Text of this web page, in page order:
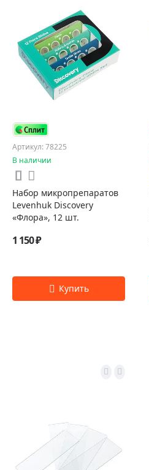
Артикул: 78225
В наличии
Набор микропрепаратов
Levenhuk Discovery
«Флора», 12 шт.
1 150 ₽